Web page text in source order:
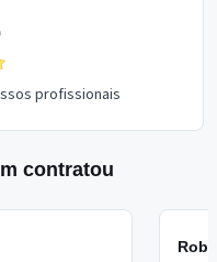
profissionais
contratou